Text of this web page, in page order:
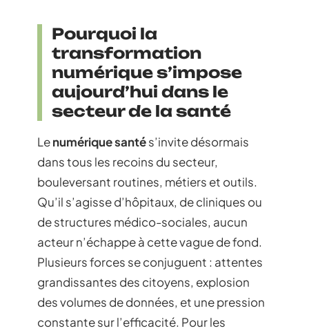
Pourquoi la
transformation
numérique s’impose
aujourd’hui dans le
secteur de la santé
Lenumérique santés’invite désormais
dans tous les recoins du secteur,
bouleversant routines, métiers et outils.
Qu’il s’agisse d’hôpitaux, de cliniques ou
de structures médico-sociales, aucun
acteur n’échappe à cette vague de fond.
Plusieurs forces se conjuguent : attentes
grandissantes des citoyens, explosion
des volumes de données, et une pression
constante sur l’efficacité. Pour les